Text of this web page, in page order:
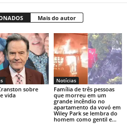
Mais do autor
sobre
vida
Notícias
Família de três pessoas
que morreu em um
grande incêndio no
apartamento da vovó em
Wiley Park se lembra do
homem como gentil e...